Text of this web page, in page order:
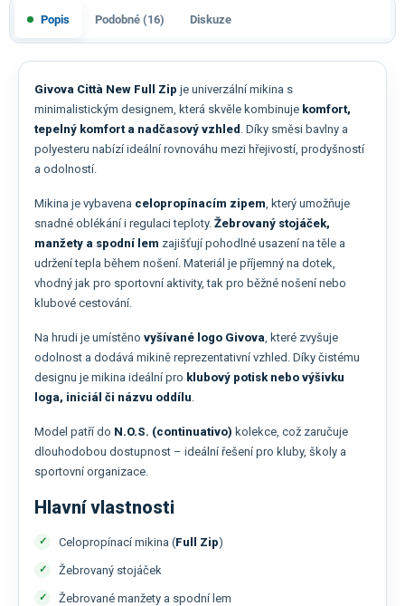
Popis Podobné (16) Diskuze
Givova Città New Full Zip je univerzální mikina s
minimalistickým designem, která skvěle kombinuje komfort,
tepelný komfort a nadčasový vzhled . Díky směsi bavlny a
polyesteru nabízí ideální rovnováhu mezi hřejivostí, prodyšností
a odolností.
Mikina je vybavena celopropínacím zipem, který umožňuje
snadné oblékání i regulaci teploty. Žebrovaný stojáček,
manžety a spodní lem zajišťují pohodlné usazení na těle a
udržení tepla během nošení. Materiál je příjemný na dotek,
vhodný jak pro sportovní aktivity, tak pro běžné nošení nebo
klubové cestování.
Na hrudi je umístěno vyšívané logo Givova, které zvyšuje
odolnost a dodává mikině reprezentativní vzhled. Díky čistému
designu je mikina ideální pro klubový potisk nebo výšivku
loga, iniciál či názvu oddílu.
Model patří do N.O.S. (continuativo) kolekce, což zaručuje
dlouhodobou dostupnost – ideální řešení pro kluby, školy a
sportovní organizace.
Hlavní vlastnosti
Celopropínací mikina (Full Zip)
Žebrovaný stojáček
Žebrované manžety a spodní lem